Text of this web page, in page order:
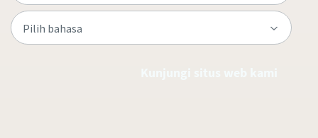
proses pneumatic conveying
Lihat bagaimana Anda bisa menciptakan proses